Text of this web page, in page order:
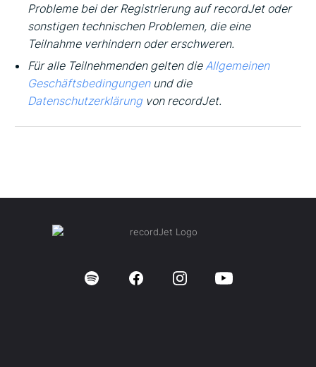
Probleme bei der Registrierung auf recordJet oder
sonstigen technischen Problemen, die eine
Teilnahme verhindern oder erschweren.
Für alle Teilnehmenden gelten die Allgemeinen
Geschäftsbedingungenund die
Datenschutzerklärungvon recordJet.